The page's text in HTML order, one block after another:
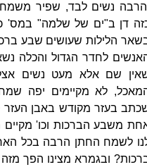
נשים לבד, שפיר
דן ב"ים של שלמה" במס'
הלילות שעושים שבע
לחדר הגדול והכלה
שם אלא מעט נשים
לא מקיימים יפה
בעזר מקודש באבן
משבע הברכות וכו' מקיים
לשמח החתן הרבה בכל
ובגמרא מצינו הפך